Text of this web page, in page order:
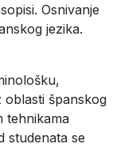
Osnivanje
jezika.
španskog
tehnikama
studenata se